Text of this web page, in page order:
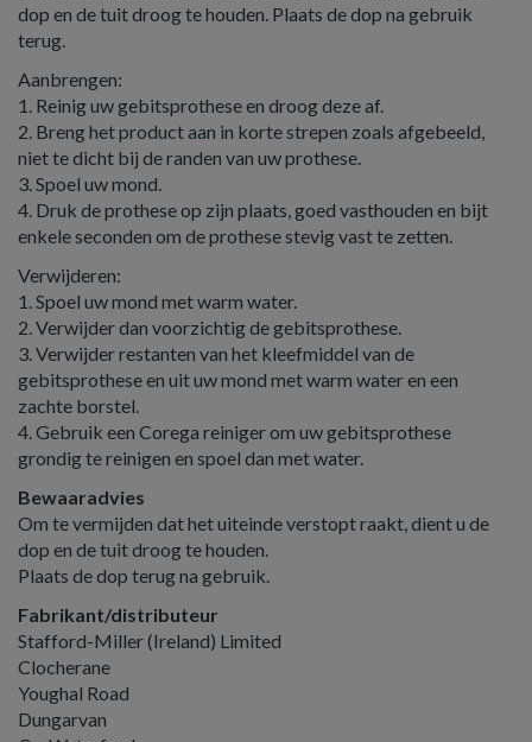
dop en de tuit droog te houden. Plaats de dop na gebruik
terug.
Aanbrengen:
1. Reinig uw gebitsprothese en droog deze af.
2. Breng het product aan in korte strepen zoals afgebeeld,
niet te dicht bij de randen van uw prothese.
3. Spoel uw mond.
4. Druk de prothese op zijn plaats, goed vasthouden en bijt
enkele seconden om de prothese stevig vast te zetten.
Verwijderen:
1. Spoel uw mond met warm water.
2. Verwijder dan voorzichtig de gebitsprothese.
3. Verwijder restanten van het kleefmiddel van de
gebitsprothese en uit uw mond met warm water en een
zachte borstel.
4. Gebruik een Corega reiniger om uw gebitsprothese
grondig te reinigen en spoel dan met water.
Bewaaradvies
Om te vermijden dat het uiteinde verstopt raakt, dient u de
dop en de tuit droog te houden.
Plaats de dop terug na gebruik.
Fabrikant/distributeur
Stafford-Miller (Ireland) Limited
Clocherane
Youghal Road
Dungarvan